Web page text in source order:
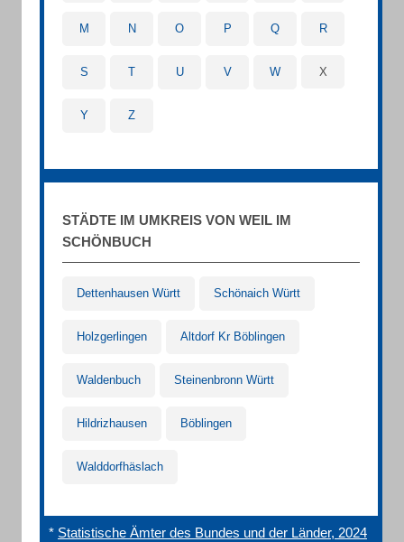
M N O P Q R
S T U V W X
Y Z
STÄDTE IM UMKREIS VON WEIL IM
SCHÖNBUCH
Dettenhausen Württ Schönaich Württ
Holzgerlingen Altdorf Kr Böblingen
Waldenbuch Steinenbronn Württ
Hildrizhausen Böblingen
Walddorfhäslach
* Statistische Ämter des Bundes und der Länder, 2024